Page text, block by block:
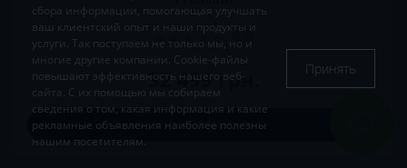
32 499 грн.
В КОРЗИНУ
сбора информации, помогающая улучшать
ваш клиентский опыт и наши продукты и
услуги. Так поступаем не только мы, но и
многие другие компании. Cookie-файлы
повышают эффективность нашего веб-
сайта. С их помощью мы собираем
сведения о том, какая информация и какие
рекламные объявления наиболее полезны
нашим посетителям.
Принять